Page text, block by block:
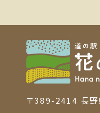
〒389-2414 ⻑